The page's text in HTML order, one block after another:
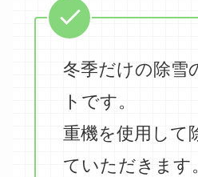
冬季だけの除雪
トです。
重機を使用して
ていただきます